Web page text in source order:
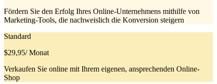
Fördern Sie den Erfolg Ihres Online-Unternehmens mithilfe von
Marketing-Tools, die nachweislich die Konversion steigern
Standard
$29,95/ Monat
Verkaufen Sie online mit Ihrem eigenen, ansprechenden Online-
Shop